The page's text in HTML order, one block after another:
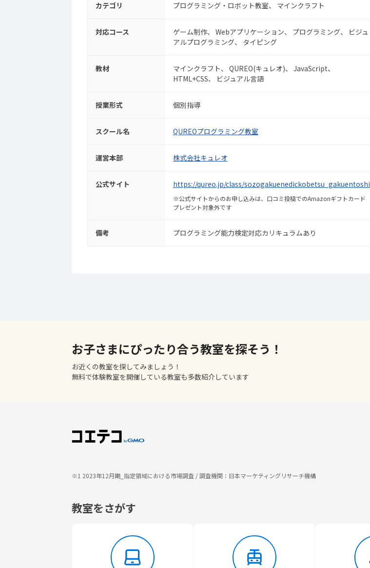
カテゴリ プログラミング・ロボット教室 マインクラフト
対応コース ゲーム制作 Webアプリケーション プログラミング
ビジュ
アルプログラミング
タイピング
教材 マインクラフト QUREO(キュレオ)
JavaScript
HTML+CSS
ビジュアル言語
授業形式 個別指導
スクール名 QUREOプログラミング教室
運営本部 株式会社キュレオ
公式サイト https://qureo.jp/class/sozogakuenedickobetsu_gakuentoshi
※公式サイトからのお申し込みは、口コミ投稿でのAmazonギフトカード
プレゼント対象外です
備考 プログラミング能力検定対応カリキュラムあり
お子さまにぴったり合う教室を探そう！
お近くの教室を探してみましょう！
無料で体験教室を開催している教室も多数紹介しています
※1 2023年12月期_指定領域における市場調査 / 調査機関：日本マーケティングリサーチ機構
教室をさがす